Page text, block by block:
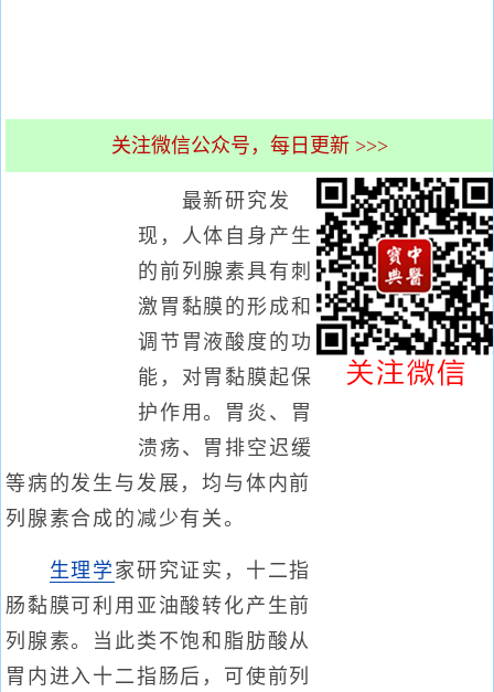
关注微信公众号，每日更新 >>>
最新研究发
现，人体自身产生
的前列腺素具有刺
激胃黏膜的形成和
调节胃液酸度的功
能，对胃黏膜起保
护作用。胃炎、胃
溃疡、胃排空迟缓
等病的发生与发展，均与体内前
列腺素合成的减少有关。
生理学 家研究证实，十二指
肠黏膜可利用亚油酸转化产生前
列腺素。当此类不饱和脂肪酸从
胃内进入十二指肠后，可使前列